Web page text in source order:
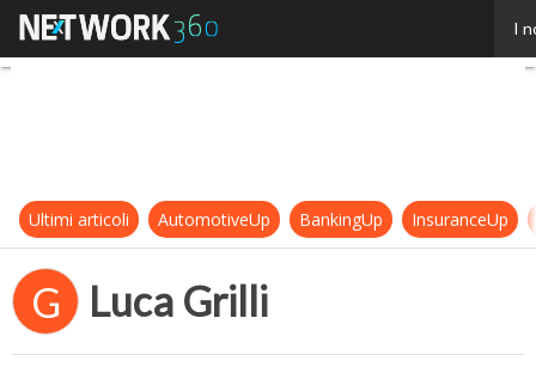
I
Luca Grilli
Ultimi articoli AutomotiveUp BankingUp InsuranceUp
G Luca Grilli